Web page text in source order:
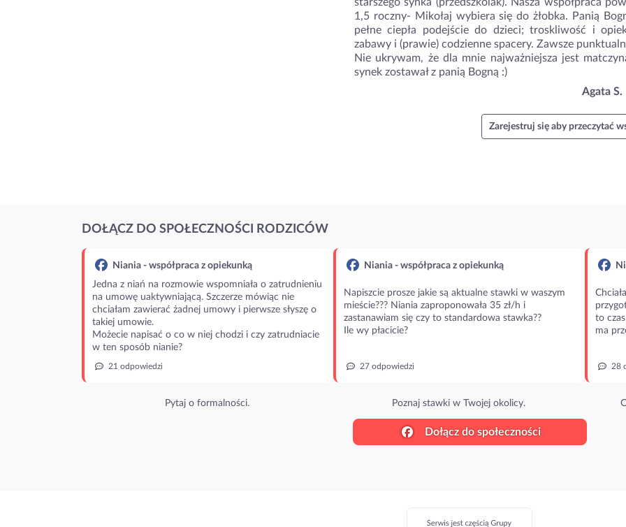
1,5 roczny- Mikołaj wybiera się do żłobka. Panią
pełne ciepła podejście do dzieci; troskliwość i
zabawy i (prawie) codzienne spacery. Zawsze
Nie ukrywam, że dla mnie najważniejsza jest
synek zostawał z panią Bogną :)
Agata S.
Zarejestruj się aby przeczytać
DOŁĄCZ DO SPOŁECZNOŚCI RODZICÓW
Niania - współpraca z opiekunką
Jedna z niań na rozmowie wspomniała o zatrudnieniu
na umowę uaktywniającą. Szczerze mówiąc nie
chciałam zawierać żadnej umowy i pierwsze słyszę o
takiej umowie.
Możecie napisać o co w niej chodzi i czy zatrudniacie
w ten sposób nianie?
21 odpowiedzi
Pytaj o formalności.
Niania - współpraca z opiekunką
Napiszcie prosze jakie są aktualne stawki w waszym
mieście??? Niania zaproponowała 35 zł/h i
zastanawiam się czy to standardowa stawka??
Ile wy płacicie?
27 odpowiedzi
Poznaj stawki w Twojej okolicy.
to
ma
28
Dołącz do społeczności